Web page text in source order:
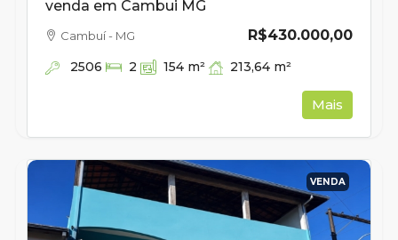
venda em Cambui MG
R$430.000,00
Cambuí - MG
2506 2 154 m² 213,64 m²
Mais
VENDA